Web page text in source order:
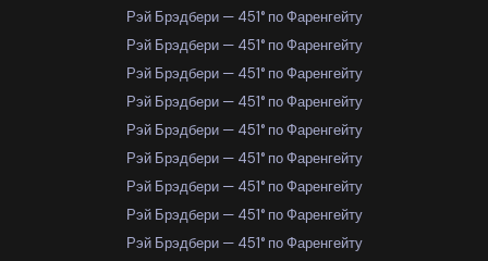
Рэй Брэдбери — 451° по Фаренгейту
Рэй Брэдбери — 451° по Фаренгейту
Рэй Брэдбери — 451° по Фаренгейту
Рэй Брэдбери — 451° по Фаренгейту
Рэй Брэдбери — 451° по Фаренгейту
Рэй Брэдбери — 451° по Фаренгейту
Рэй Брэдбери — 451° по Фаренгейту
Рэй Брэдбери — 451° по Фаренгейту
Рэй Брэдбери — 451° по Фаренгейту